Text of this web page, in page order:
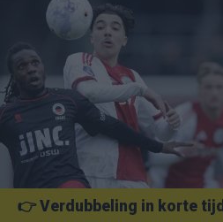
👉 Verdubbeling in korte tijd